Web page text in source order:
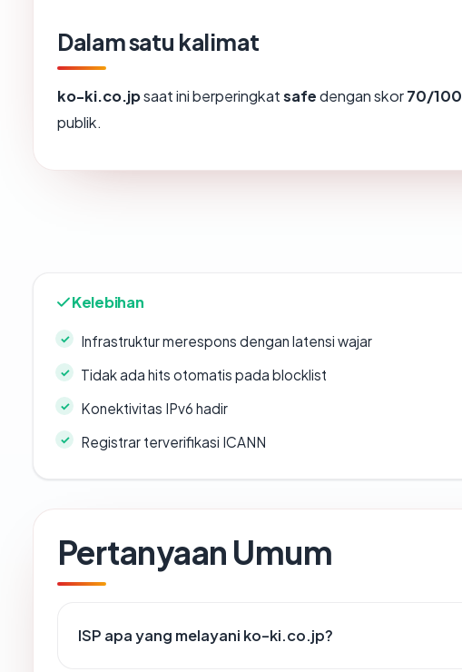
Dalam satu kalimat
ko-ki.co.jpsaat ini berperingkatsafedengan skor70/100
publik.
Kelebihan
Infrastruktur merespons dengan latensi wajar
Tidak ada hits otomatis pada blocklist
Konektivitas IPv6 hadir
Registrar terverifikasi ICANN
Pertanyaan Umum
ISP apa yang melayani ko-ki.co.jp?